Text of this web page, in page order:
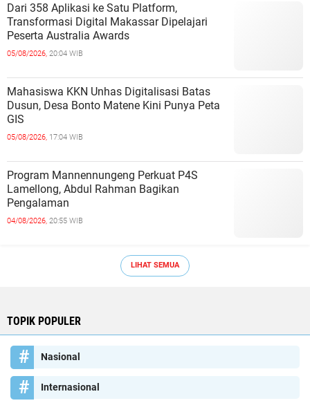
Dari 358 Aplikasi ke Satu Platform,
Transformasi Digital Makassar Dipelajari
Peserta Australia Awards
05/08/2026, 20:04 WIB
Mahasiswa KKN Unhas Digitalisasi Batas
Dusun, Desa Bonto Matene Kini Punya Peta
GIS
05/08/2026, 17:04 WIB
Program Mannennungeng Perkuat P4S
Lamellong, Abdul Rahman Bagikan
Pengalaman
04/08/2026, 20:55 WIB
LIHAT SEMUA
TOPIK POPULER
Nasional
Internasional